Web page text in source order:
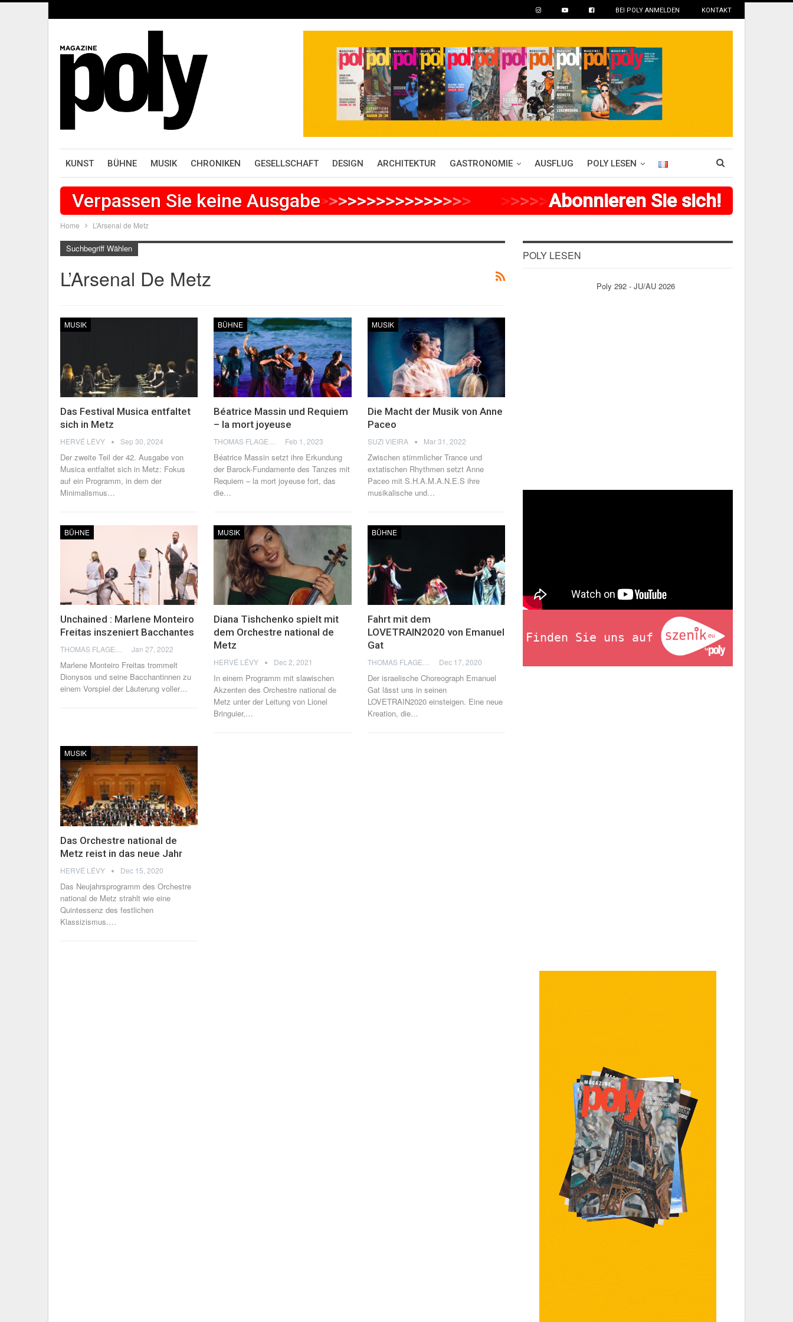
BEI POLY ANMELDEN KONTAKT
KUNST BÜHNE MUSIK CHRONIKEN GESELLSCHAFT DESIGN ARCHITEKTUR GASTRONOMIE AUSFLUG POLY LESEN
Verpassen Sie keine Ausgabe>>>>>>>>>>>>>>>> >>>>> >>>>>>>
Abonnieren Sie sich!
Home L’Arsenal de Metz
Suchbegriff Wählen
L’Arsenal De Metz
MUSIK
Das Festival Musica entfaltet
sich in Metz
HERVÉ LÉVY Sep 30, 2024
Der zweite Teil der 42. Ausgabe von
Musica entfaltet sich in Metz: Fokus
auf ein Programm, in dem der
Minimalismus…
BÜHNE
Béatrice Massin und Requiem
– la mort joyeuse
Feb 1, 2023
Béatrice Massin setzt ihre Erkundung
der Barock-Fundamente des Tanzes mit
Requiem – la mort joyeuse fort, das
die…
MUSIK
Die Macht der Musik von Anne
Paceo
SUZI VIEIRA Mar 31, 2022
Zwischen stimmlicher Trance und
extatischen Rhythmen setzt Anne
Paceo mit S.H.A.M.A.N.E.S ihre
musikalische und…
BÜHNE
Unchained : Marlene Monteiro
Freitas inszeniert Bacchantes
Jan 27, 2022
Marlene Monteiro Freitas trommelt
Dionysos und seine Bacchantinnen zu
einem Vorspiel der Läuterung voller…
MUSIK
Diana Tishchenko spielt mit
dem Orchestre national de
Metz
HERVÉ LÉVY Dec 2, 2021
In einem Programm mit slawischen
Akzenten des Orchestre national de
Metz unter der Leitung von Lionel
Bringuier,…
BÜHNE
Fahrt mit dem
LOVETRAIN2020 von Emanuel
Gat
Dec 17, 2020
Der israelische Choreograph Emanuel
Gat lässt uns in seinen
LOVETRAIN2020 einsteigen. Eine neue
Kreation, die…
MUSIK
Das Orchestre national de
Metz reist in das neue Jahr
HERVÉ LÉVY Dec 15, 2020
Das Neujahrsprogramm des Orchestre
national de Metz strahlt wie eine
Quintessenz des festlichen
Klassizismus.…
POLY LESEN
Poly 292 - JU/AU 2026
Finden Sie uns auf